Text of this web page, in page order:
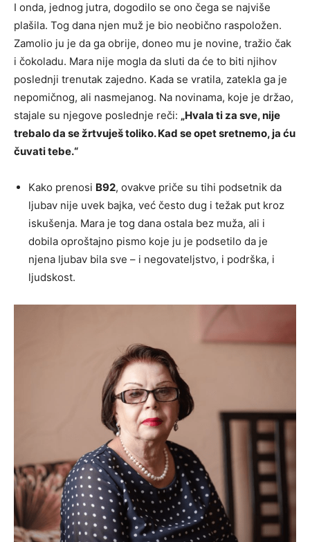
I onda, jednog jutra, dogodilo se ono čega se najviše
plašila. Tog dana njen muž je bio neobično raspoložen.
Zamolio ju je da ga obrije, doneo mu je novine, tražio čak
i čokoladu. Mara nije mogla da sluti da će to biti njihov
poslednji trenutak zajedno. Kada se vratila, zatekla ga je
nepomičnog, ali nasmejanog. Na novinama, koje je držao,
stajale su njegove poslednje reči: „Hvala ti za sve, nije
trebalo da se žrtvuješ toliko. Kad se opet sretnemo, ja ću
čuvati tebe.“
Kako prenosi B92, ovakve priče su tihi podsetnik da
ljubav nije uvek bajka, već često dug i težak put kroz
iskušenja. Mara je tog dana ostala bez muža, ali i
dobila oproštajno pismo koje ju je podsetilo da je
njena ljubav bila sve – i negovateljstvo, i podrška, i
ljudskost.